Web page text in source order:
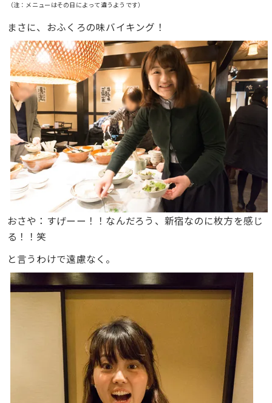
（注：メニューはその日によって違うようです）
まさに、おふくろの味バイキング！
おさや：すげーー！！なんだろう、新宿なのに枚方を感じ
る！！笑
と言うわけで遠慮なく。